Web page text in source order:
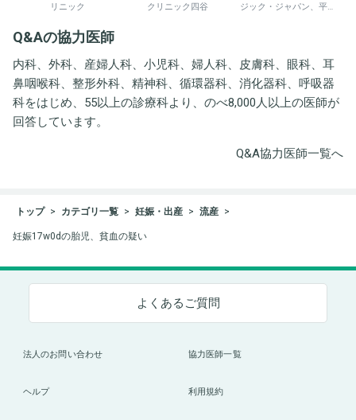
リニック
クリニック四谷
ジック・ジャパン、平野
Q&Aの協力医師
内科、外科、産婦人科、小児科、婦人科、皮膚科、眼科、耳
鼻咽喉科、整形外科、精神科、循環器科、消化器科、呼吸器
科をはじめ、55以上の診療科より、のべ8,000人以上の医師が
回答しています。
Q&A協力医師一覧へ
トップ カテゴリ一覧 妊娠・出産 流産
妊娠17w0dの胎児、貧血の疑い
よくあるご質問
法人のお問い合わせ 協力医師一覧
ヘルプ 利用規約